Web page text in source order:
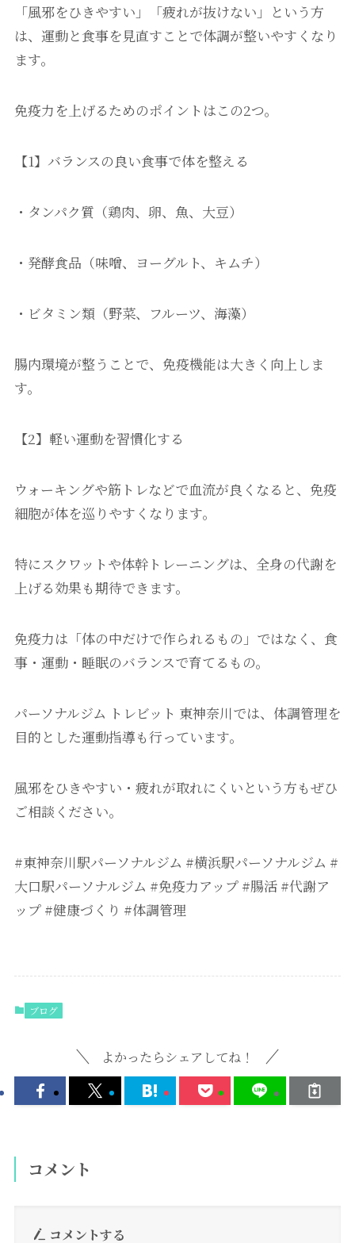
「風邪をひきやすい」「疲れが抜けない」という方
は、運動と食事を見直すことで体調が整いやすくなり
ます。
免疫力を上げるためのポイントはこの2つ。
【1】バランスの良い食事で体を整える
・タンパク質（鶏肉、卵、魚、大豆）
・発酵食品（味噌、ヨーグルト、キムチ）
・ビタミン類（野菜、フルーツ、海藻）
腸内環境が整うことで、免疫機能は大きく向上しま
す。
【2】軽い運動を習慣化する
ウォーキングや筋トレなどで血流が良くなると、免疫
細胞が体を巡りやすくなります。
特にスクワットや体幹トレーニングは、全身の代謝を
上げる効果も期待できます。
免疫力は「体の中だけで作られるもの」ではなく、食
事・運動・睡眠のバランスで育てるもの。
パーソナルジム トレビット 東神奈川では、体調管理を
目的とした運動指導も行っています。
風邪をひきやすい・疲れが取れにくいという方もぜひ
ご相談ください。
#東神奈川駅パーソナルジム #横浜駅パーソナルジム #
大口駅パーソナルジム #免疫力アップ #腸活 #代謝ア
ップ #健康づくり #体調管理
ブログ
よかったらシェアしてね！
コメント
コメントする